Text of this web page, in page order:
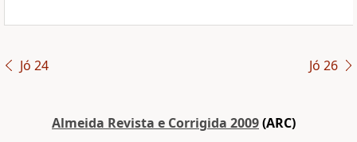
Jó 24 Jó 26
Almeida Revista e Corrigida 2009(ARC)